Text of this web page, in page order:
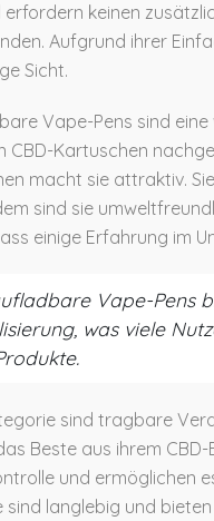
keinen
Aufgrund ihrer
Sicht.
Vape-Pens sind
CBD-Kartuschen
macht sie attraktiv.
sind sie
einige Erfahrung im
Vape-Pens
was viele
sind tragbare
Beste aus ihrem
und ermöglichen
sind langlebig und